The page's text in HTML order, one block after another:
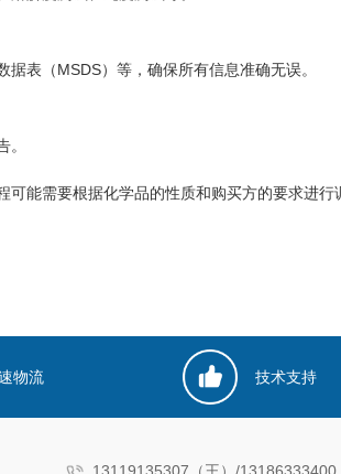
据表（ MSDS）等，确保所有信息准确无误。
。
能需要根据化学品的性质和购买方的要求进行
物流 技术支持